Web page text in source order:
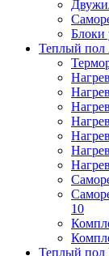
Блоки
Теплый пол
10
Теплый